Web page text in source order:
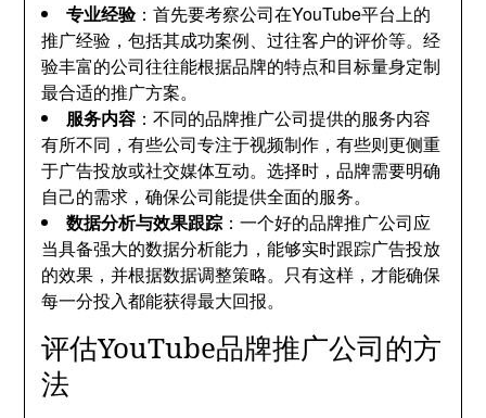
专业经验：首先要考察公司在YouTube平台上的
推广经验，包括其成功案例、过往客户的评价等。经
验丰富的公司往往能根据品牌的特点和目标量身定制
最合适的推广方案。
服务内容 ：不同的品牌推广公司提供的服务内容
有所不同，有些公司专注于视频制作，有些则更侧重
于广告投放或社交媒体互动。选择时，品牌需要明确
自己的需求，确保公司能提供全面的服务。
数据分析与效果跟踪 ：一个好的品牌推广公司应
当具备强大的数据分析能力，能够实时跟踪广告投放
的效果，并根据数据调整策略。只有这样，才能确保
每一分投入都能获得最大回报。
评估YouTube品牌推广公司的方
法